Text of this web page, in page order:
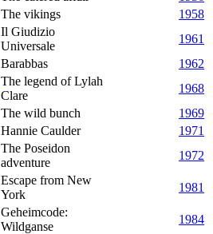
The vikings
1958
Il Giudizio
Universale
1961
Barabbas
1962
The legend of Lylah
Clare
1968
The wild bunch
1969
Hannie Caulder
1971
The Poseidon
adventure
1972
Escape from New
York
1981
Geheimcode:
Wildganse
1984